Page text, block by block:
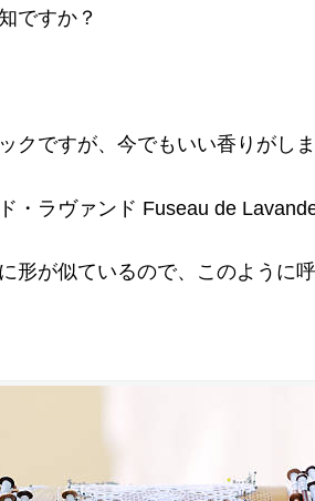
ですか？
クですが、今でもいい香りがしま
・ラヴァンド Fuseau de
形が似ているので、このように呼